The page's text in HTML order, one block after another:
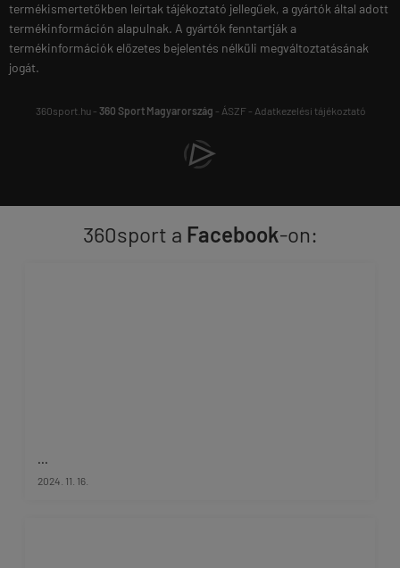
termékismertetőkben leírtak tájékoztató jellegűek, a gyártók által adott
termékinformáción alapulnak. A gyártók fenntartják a
termékinformációk előzetes bejelentés nélküli megváltoztatásának
jogát.
360sport.hu - 360 Sport Magyarország - ÁSZF- Adatkezelési tájékoztató
360sport a Facebook-on:
...
2024. 11. 16.